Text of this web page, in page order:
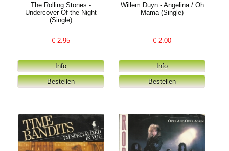
The Rolling Stones -
Undercover Of the Night
(Single)
€ 2.95
Willem Duyn - Angelina / Oh
Mama (Single)
€ 2.00